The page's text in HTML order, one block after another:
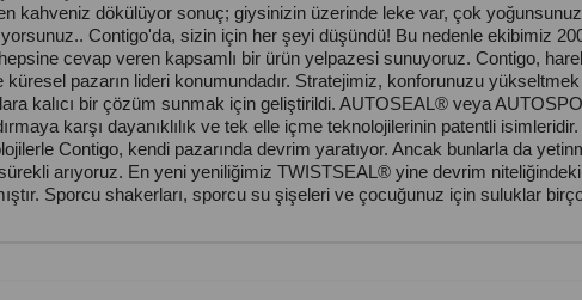
kahveniz dökülüyor sonuç; giysinizin üzerinde leke var, çok
Contigo'da, sizin için her şeyi düşündü! Bu nedenle ekibimiz
cevap veren kapsamlı bir ürün yelpazesi sunuyoruz. Contigo,
pazarın lideri konumundadır. Stratejimiz, konforunuzu
kalıcı bir çözüm sunmak için geliştirildi. AUTOSEAL® veya
karşı dayanıklılık ve tek elle içme teknolojilerinin patentli
Contigo, kendi pazarında devrim yaratıyor. Ancak bunlarla da
arıyoruz. En yeni yeniliğimiz TWISTSEAL® yine devrim
Sporcu shakerları, sporcu su şişeleri ve çocuğunuz için suluklar